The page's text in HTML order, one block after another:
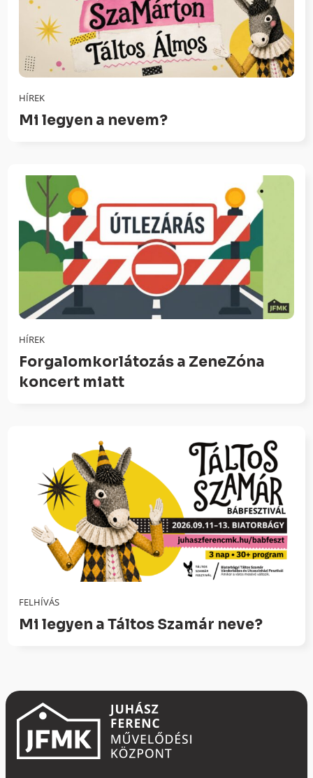
HÍREK
Mi legyen a nevem?
HÍREK
Forgalomkorlátozás a ZeneZóna
koncert miatt
FELHÍVÁS
Mi legyen a Táltos Szamár neve?